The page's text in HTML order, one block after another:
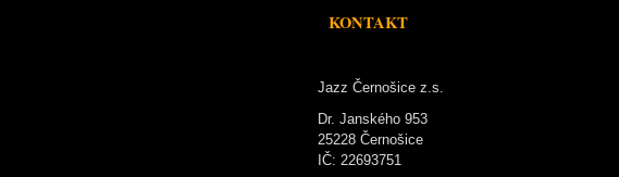
KONTAKT
Jazz Černošice z.s.
Dr. Janského 953
25228 Černošice
IČ: 22693751